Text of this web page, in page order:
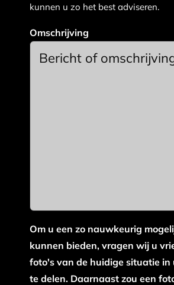
kunnen u zo het best adviseren.
Omschrijving
Om u een zo nauwkeurig
kunnen bieden, vragen wij u
foto's van de huidige situatie in
te delen. Daarnaast zou een